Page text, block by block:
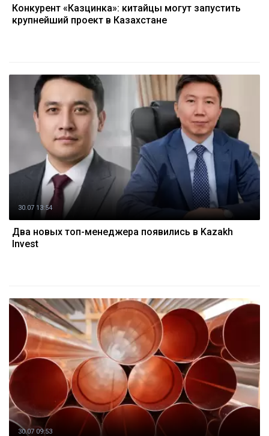
Конкурент «Казцинка»: китайцы могут запустить
крупнейший проект в Казахстане
30.07 13:54
Два новых топ-менеджера появились в Kazakh
Invest
30.07 09:53